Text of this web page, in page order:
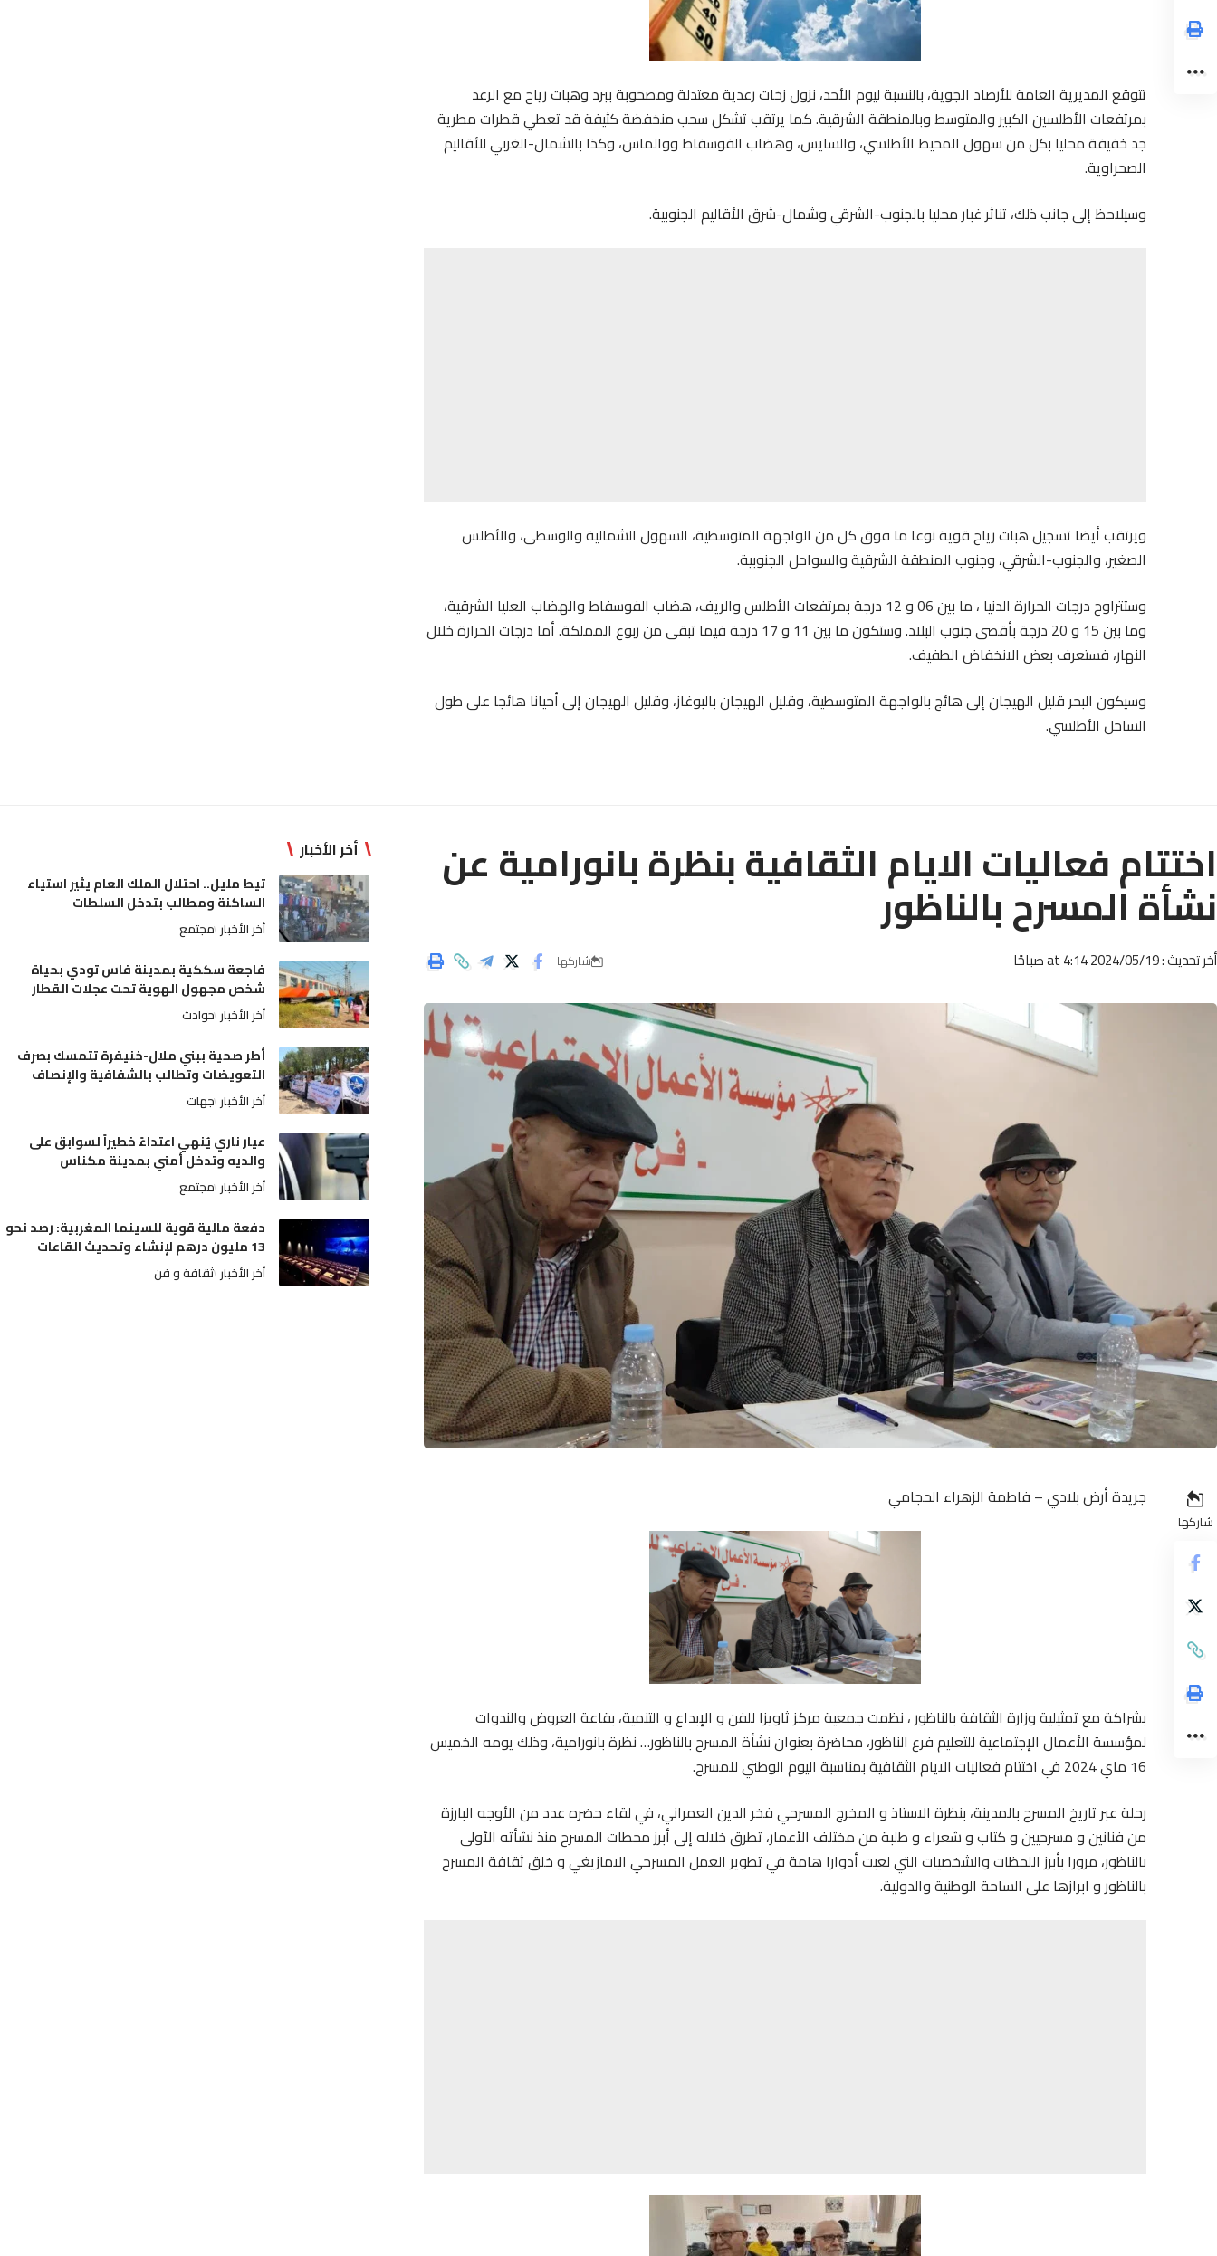
تتوقع المديرية العامة للأرصاد الجوية، بالنسبة ليوم الأحد، نزول زخات رعدية معتدلة ومصحوبة ببرد وهبات رياح مع الرعد
بمرتفعات الأطلسين الكبير والمتوسط وبالمنطقة الشرقية. كما يرتقب تشكل سحب منخفضة كثيفة قد تعطي قطرات مطرية
جد خفيفة محليا بكل من سهول المحيط الأطلسي، والسايس، وهضاب الفوسفاط ووالماس، وكذا بالشمال-الغربي للأقاليم
الصحراوية.
وسيلاحظ إلى جانب ذلك، تناثر غبار محليا بالجنوب-الشرقي وشمال-شرق الأقاليم الجنوبية.
ويرتقب أيضا تسجيل هبات رياح قوية نوعا ما فوق كل من الواجهة المتوسطية، السهول الشمالية والوسطى، والأطلس
الصغير، والجنوب-الشرقي، وجنوب المنطقة الشرقية والسواحل الجنوبية.
وستتراوح درجات الحرارة الدنيا ، ما بين 06 و 12 درجة بمرتفعات الأطلس والريف، هضاب الفوسفاط والهضاب العليا الشرقية،
وما بين 15 و 20 درجة بأقصى جنوب البلاد. وستكون ما بين 11 و 17 درجة فيما تبقى من ربوع المملكة. أما درجات الحرارة خلال
النهار، فستعرف بعض الانخفاض الطفيف.
وسيكون البحر قليل الهيجان إلى هائج بالواجهة المتوسطية، وقليل الهيجان بالبوغاز، وقليل الهيجان إلى أحيانا هائجا على طول
الساحل الأطلسي.
اختتام فعاليات الايام الثقافية بنظرة بانورامية عن
نشأة المسرح بالناظور
أخر تحديث : 2024/05/19 at 4:14 صباحًا شاركها
شاركها
جريدة أرض بلادي – فاطمة الزهراء الحجامي
بشراكة مع تمثيلية وزارة الثقافة بالناظور ، نظمت جمعية مركز ثاويزا للفن و الإبداع و التنمية، بقاعة العروض والندوات
لمؤسسة الأعمال الإجتماعية للتعليم فرع الناظور، محاضرة بعنوان نشأة المسرح بالناظور… نظرة بانورامية، وذلك يومه الخميس
16 ماي 2024 في اختتام فعاليات الايام الثقافية بمناسبة اليوم الوطني للمسرح.
رحلة عبر تاريخ المسرح بالمدينة، بنظرة الاستاذ و المخرج المسرحي فخر الدين العمراني، في لقاء حضره عدد من الأوجه البارزة
من فنانين و مسرحيين و كتاب و شعراء و طلبة من مختلف الأعمار، تطرق خلاله إلى أبرز محطات المسرح منذ نشأته الأولى
بالناظور، مرورا بأبرز اللحظات والشخصيات التي لعبت أدوارا هامة في تطوير العمل المسرحي الامازيغي و خلق ثقافة المسرح
بالناظور و ابرازها على الساحة الوطنية والدولية.
أخر الأخبار
تيط مليل.. احتلال الملك العام يثير استياء
الساكنة ومطالب بتدخل السلطات
أخر الأخبار مجتمع
فاجعة سككية بمدينة فاس تودي بحياة
شخص مجهول الهوية تحت عجلات القطار
أخر الأخبار حوادث
أطر صحية ببني ملال-خنيفرة تتمسك بصرف
التعويضات وتطالب بالشفافية والإنصاف
أخر الأخبار جهات
عيار ناري يُنهي اعتداءً خطيراً لسوابق على
والديه وتدخل أمني بمدينة مكناس
أخر الأخبار مجتمع
دفعة مالية قوية للسينما المغربية: رصد نحو
13 مليون درهم لإنشاء وتحديث القاعات
أخر الأخبار ثقافة و فن